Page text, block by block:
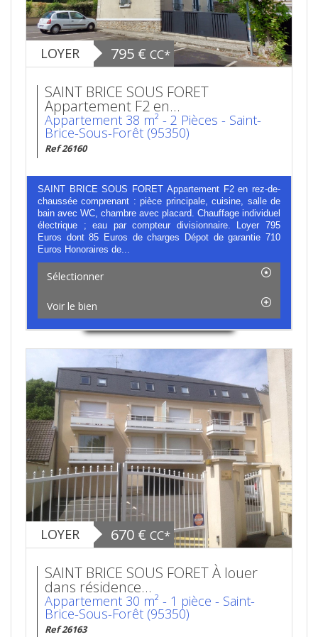
LOYER 795 € CC*
SAINT BRICE SOUS FORET
Appartement F2 en...
Appartement 38 m² - 2 Pièces - Saint-
Brice-Sous-Forêt (95350)
Ref 26160
SAINT BRICE SOUS FORET Appartement F2 en rez-de-
chaussée comprenant : pièce principale, cuisine, salle de
bain avec WC, chambre avec placard. Chauffage individuel
électrique ; eau par compteur divisionnaire. Loyer 795
Euros dont 85 Euros de charges Dépot de garantie 710
Euros Honoraires de...
Sélectionner
Voir le bien
LOYER 670 € CC*
SAINT BRICE SOUS FORET À louer
dans résidence...
Appartement 30 m² - 1 pièce - Saint-
Brice-Sous-Forêt (95350)
Ref 26163